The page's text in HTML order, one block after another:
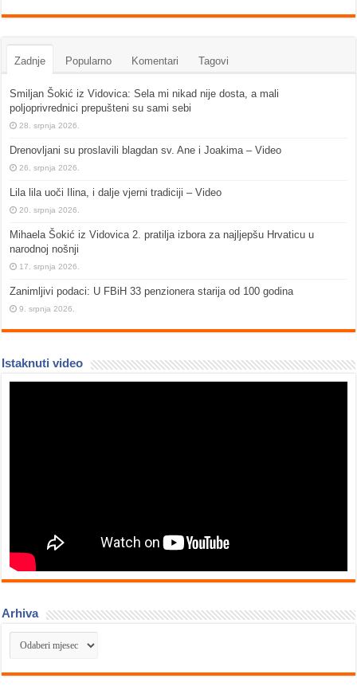
Zadnje Popularno Komentari Tagovi
Smiljan Šokić iz Vidovica: Sela mi nikad nije dosta, a mali
poljoprivrednici prepušteni su sami sebi
28. srpnja 2026.
Drenovljani su proslavili blagdan sv. Ane i Joakima – Video
26. srpnja 2026.
Lila lila uoči Ilina, i dalje vjerni tradiciji – Video
20. srpnja 2026.
Mihaela Šokić iz Vidovica 2. pratilja izbora za najljepšu Hrvaticu u
narodnoj nošnji
17. srpnja 2026.
Zanimljivi podaci: U FBiH 33 penzionera starija od 100 godina
9. srpnja 2026.
Istaknuti video
Arhiva
Arhiva